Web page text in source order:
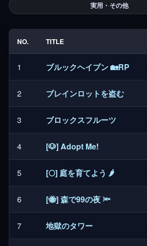
実用・その他
NO. TITLE
1 ブルックヘイブン 🏡RP
2 ブレインロットを盗む
3 ブロックスフルーツ
4 [🐶] Adopt Me!
5 [🌕] 庭を育てよう 🌶️
6 [🐝] 森で99の夜 🔦
7 地獄のタワー